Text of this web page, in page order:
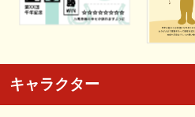
キャラクター